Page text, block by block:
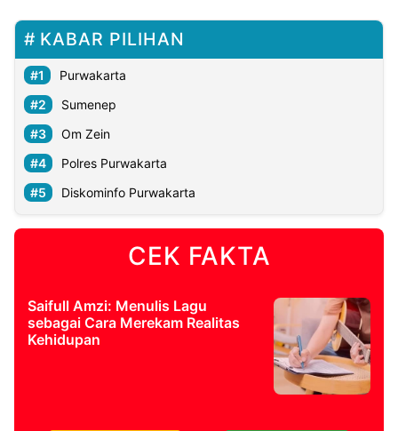
KABAR PILIHAN
Purwakarta
Sumenep
Om Zein
Polres Purwakarta
Diskominfo Purwakarta
CEK FAKTA
Saifull Amzi: Menulis Lagu
sebagai Cara Merekam Realitas
Kehidupan